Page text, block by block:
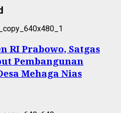
RI Prabowo, Satgas
Pembangunan
Mehaga Nias